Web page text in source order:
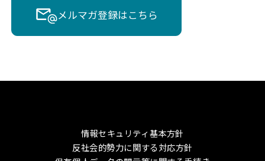
メルマガ登録はこちら
情報セキュリティ基本方針
反社会的勢力に関する対応方針